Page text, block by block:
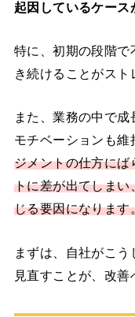
起因しているケース
特に、初期の段階
き続けることがスト
また、業務の中で成
モチベーションも
ジメントの仕方に
トに差が出てしま
じる要因になります
まずは、自社がこ
見直すことが、改善